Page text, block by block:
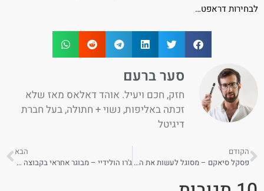
לבחירות דראפט…
סער ברעם
חזק, חכם ויעיל. אוהד דאלאס מאז שלא
זכתה באליפות, נשוי + חתולה, בעל חברת
דיגיטל
הקודם
פסקל סיאקם – מסוגל לעשות את הקפיצה?
הבא
ג'רו הולידיי – מבוגר אחראי בקבוצה צעירה